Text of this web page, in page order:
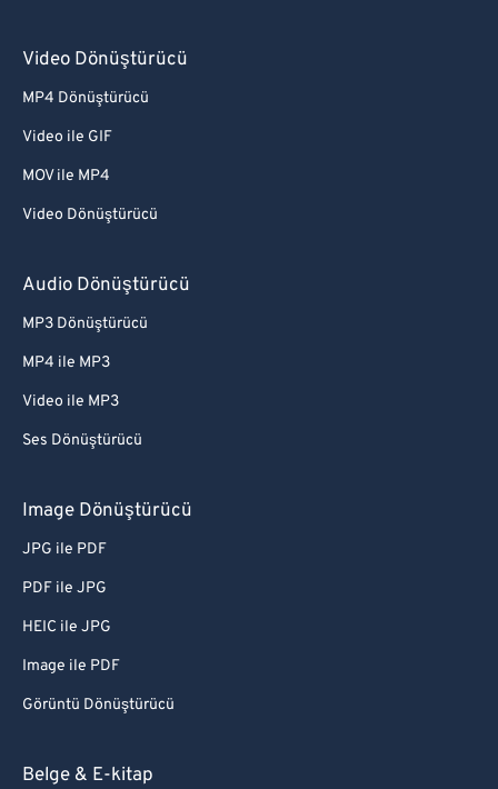
Video Dönüştürücü
MP4 Dönüştürücü
Video ile GIF
MOV ile MP4
Video Dönüştürücü
Audio Dönüştürücü
MP3 Dönüştürücü
MP4 ile MP3
Video ile MP3
Ses Dönüştürücü
Image Dönüştürücü
JPG ile PDF
PDF ile JPG
HEIC ile JPG
Image ile PDF
Görüntü Dönüştürücü
Belge & E-kitap